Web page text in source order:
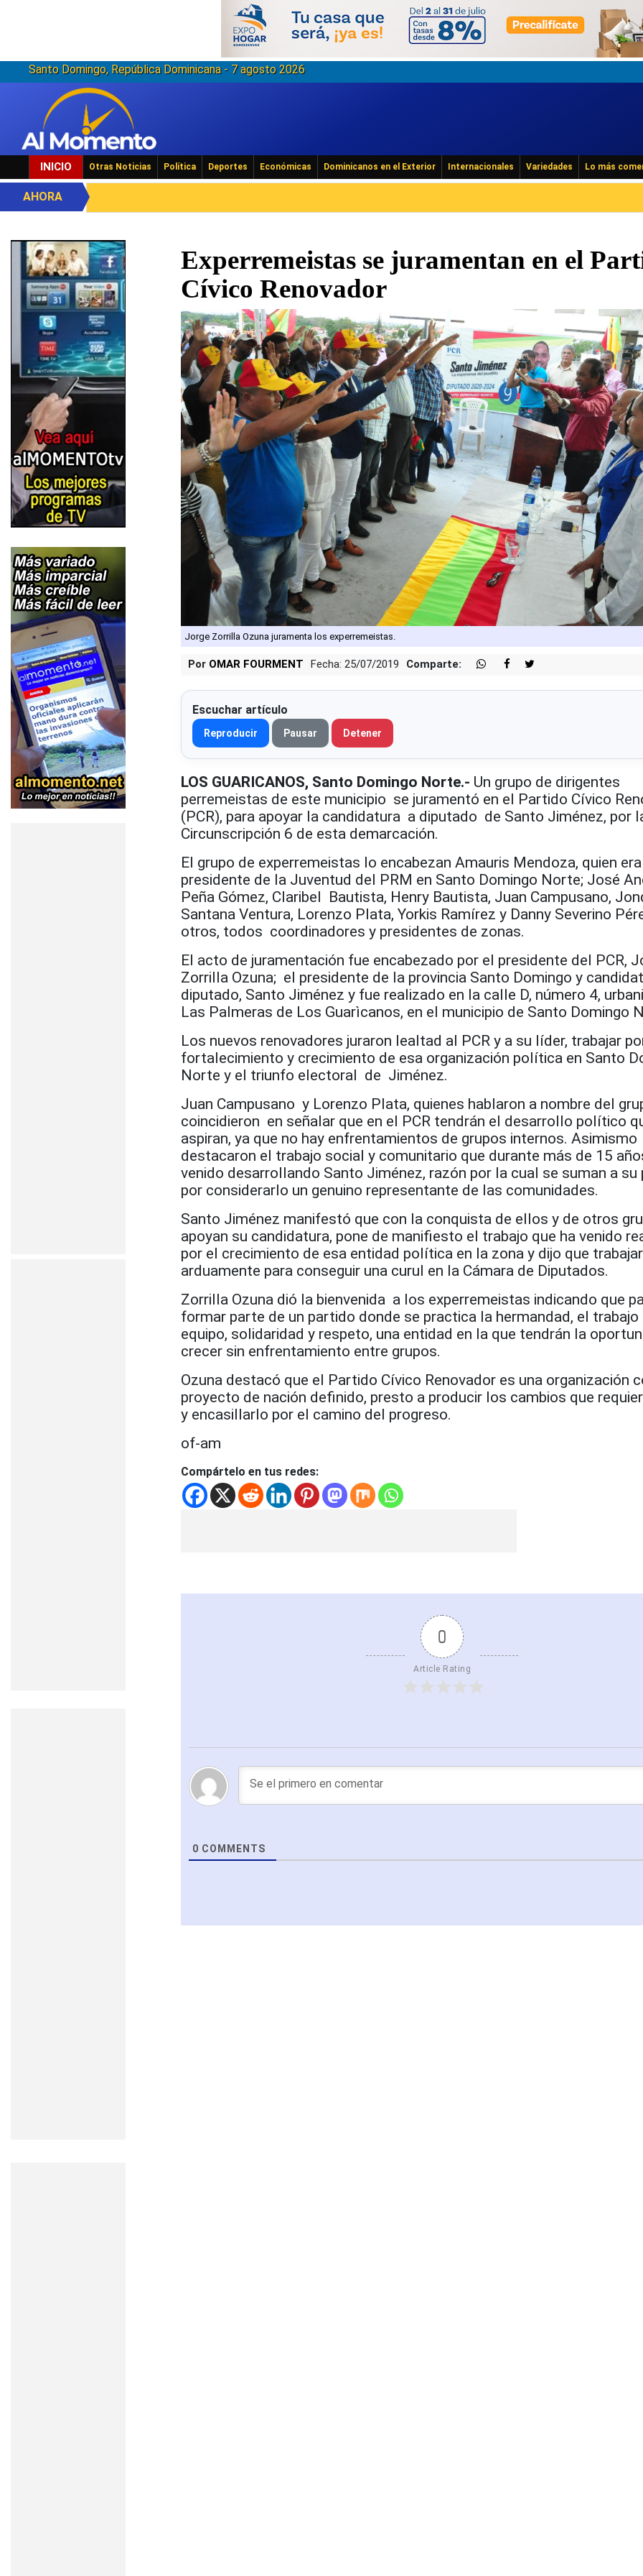
Santo Domingo, República Dominicana - 7 agosto 2026
INICIO Otras Noticias Política Deportes Económicas Dominicanos en el Exterior Internacionales Variedades Lo más
AHORA
Experremeistas se juramentan en el
Cívico Renovador
Jorge Zorrilla Ozuna juramenta los experremeistas.
Por OMAR FOURMENT Fecha: 25/07/2019 Comparte:
Escuchar artículo
Reproducir Pausar Detener
LOS GUARICANOS, Santo Domingo Norte.- Un grupo de dirigentes
perremeistas de este municipio se juramentó en el Partido Cívico
(PCR), para apoyar la candidatura a diputado de Santo Jiménez, por
Circunscripción 6 de esta demarcación.
El grupo de experremeistas lo encabezan Amauris Mendoza, quien
presidente de la Juventud del PRM en Santo Domingo Norte; José
Peña Gómez, Claribel Bautista, Henry Bautista, Juan Campusano,
Santana Ventura, Lorenzo Plata, Yorkis Ramírez y Danny Severino
otros, todos coordinadores y presidentes de zonas.
El acto de juramentación fue encabezado por el presidente del PCR,
Zorrilla Ozuna; el presidente de la provincia Santo Domingo y
diputado, Santo Jiménez y fue realizado en la calle D, número 4,
Las Palmeras de Los Guarìcanos, en el municipio de Santo Domingo
Los nuevos renovadores juraron lealtad al PCR y a su líder, trabajar
fortalecimiento y crecimiento de esa organización política en Santo
Norte y el triunfo electoral de Jiménez.
Juan Campusano y Lorenzo Plata, quienes hablaron a nombre del
coincidieron en señalar que en el PCR tendrán el desarrollo político
aspiran, ya que no hay enfrentamientos de grupos internos. Asimismo
destacaron el trabajo social y comunitario que durante más de 15
venido desarrollando Santo Jiménez, razón por la cual se suman a su
por considerarlo un genuino representante de las comunidades.
Santo Jiménez manifestó que con la conquista de ellos y de otros
apoyan su candidatura, pone de manifiesto el trabajo que ha venido
por el crecimiento de esa entidad política en la zona y dijo que
arduamente para conseguir una curul en la Cámara de Diputados.
Zorrilla Ozuna dió la bienvenida a los experremeistas indicando que
formar parte de un partido donde se practica la hermandad, el trabajo
equipo, solidaridad y respeto, una entidad en la que tendrán la
crecer sin enfrentamiento entre grupos.
Ozuna destacó que el Partido Cívico Renovador es una organización
proyecto de nación definido, presto a producir los cambios que
y encasillarlo por el camino del progreso.
of-am
Compártelo en tus redes:
0
Article Rating
0 COMMENTS